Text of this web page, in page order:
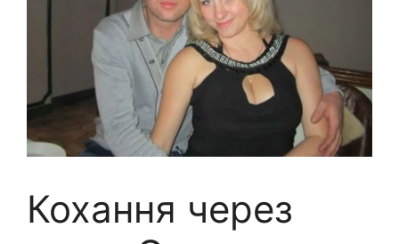
Кохання через